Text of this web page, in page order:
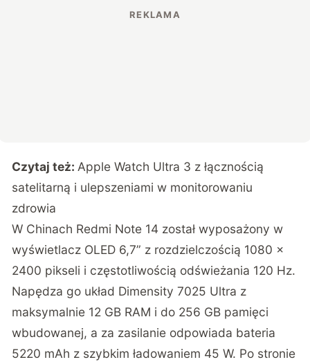
Czytaj też: Apple Watch Ultra 3 z łącznością
satelitarną i ulepszeniami w monitorowaniu
zdrowia
W Chinach Redmi Note 14 został wyposażony w
wyświetlacz OLED 6,7” z rozdzielczością 1080 x
2400 pikseli i częstotliwością odświeżania 120 Hz.
Napędza go układ Dimensity 7025 Ultra z
maksymalnie 12 GB RAM i do 256 GB pamięci
wbudowanej, a za zasilanie odpowiada bateria
5220 mAh z szybkim ładowaniem 45 W. Po stronie